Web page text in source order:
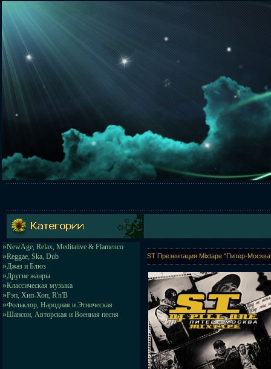
»NewAge, Relax, Meditative & Flamenco
»Reggae, Ska, Dub
»Джаз и Блюз
»Другие жанры
»Классическая музыка
»Рэп, Хип-Хоп, R'n'B
»Фольклор, Народная и Этническая
»Шансон, Авторская и Военная песня
ST Презентация Mixtape "Питер-